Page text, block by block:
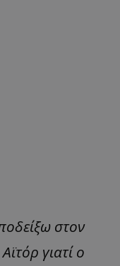
στον
γιατί ο